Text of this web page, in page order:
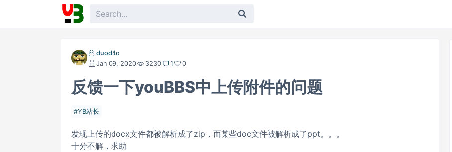
duod4o
Jan 09, 2020
3230 1 0
反馈一下youBBS中上传附件的问题
YB站长
发现上传的docx文件都被解析成了zip，而某些doc文件被解析成了ppt。。。
十分不解，求助